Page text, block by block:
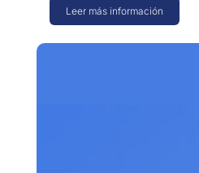
Leer más información